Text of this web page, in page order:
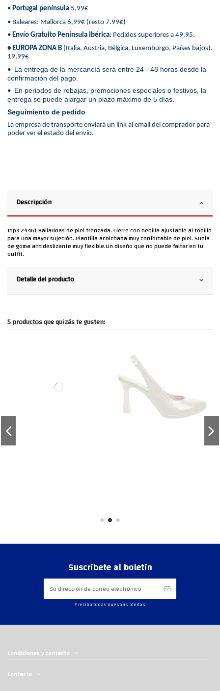
• Portugal península 5,99€
• Baleares: Mallorca 6,99€ (resto 7.99€)
• Envío Gratuito Península Ibérica: Pedidos superiores a 49,95.
• EUROPA ZONA B (Italia, Austria, Bélgica, Luxemburgo, Países bajos).
19,99€
• La entrega de la mercancía será entre 24 - 48 horas desde la
confirmación del pago.
• En periodos de rebajas, promociones especiales o festivos, la
entrega se puede alargar un plazo máximo de 5 días.
Seguimiento de pedido
La empresa de transporte enviará un link al email del comprador para
poder ver el estado del envío.
Descripción
Top3 24461 Bailarinas de piel trenzada. Cierre con hebilla ajustable al tobillo
para una mayor sujeción. Plantilla acolchada muy confortable de piel. Suela
de goma antideslizante muy flexible.Un diseño que no puede faltar en tu
outfit.
Detalle del producto
5 productos que quizás te gusten:
Suscríbete al boletín
Y reciba todas nuestras ofertas
Condiciones y contacto
Contacto